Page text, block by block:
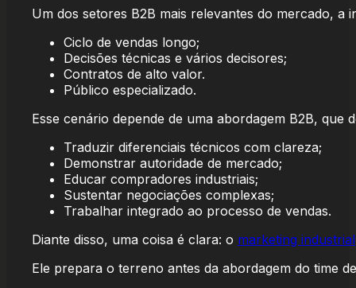
Um dos setores B2B mais relevantes do mercado, a
Ciclo de vendas longo;
Decisões técnicas e vários decisores;
Contratos de alto valor.
Público especializado.
Esse cenário depende de uma abordagem B2B, que
Traduzir diferenciais técnicos com clareza;
Demonstrar autoridade de mercado;
Educar compradores industriais;
Sustentar negociações complexas;
Trabalhar integrado ao processo de vendas.
Diante disso, uma coisa é clara: o marketing industrial
Ele prepara o terreno antes da abordagem do time